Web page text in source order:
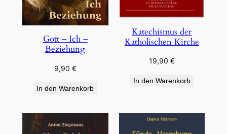
Gott – Ich –
Beziehung
9,90 €
In den Warenkorb
Katechismus der
Katholischen Kirche
19,90 €
In den Warenkorb